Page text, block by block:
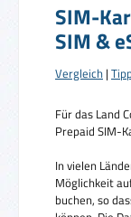
SIM-
SIM &
Vergleich |
Für das Land
Prepaid SIM-
In vielen
Möglichkeit
buchen, so